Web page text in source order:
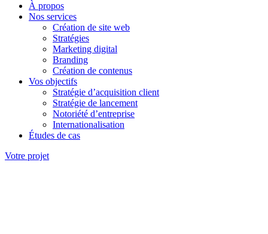
À propos
Nos services
Création de site web
Stratégies
Marketing digital
Branding
Création de contenus
Vos objectifs
Stratégie d’acquisition client
Stratégie de lancement
Notoriété d’entreprise
Internationalisation
Études de cas
Votre projet